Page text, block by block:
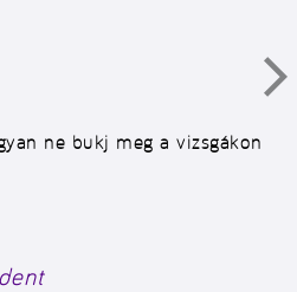
ne bukj meg a vizsgákon